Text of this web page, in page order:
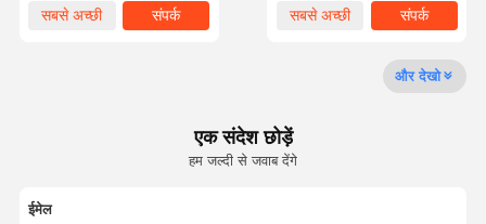
कारखाने का दौरा गुणवत्ता नियंत्रण हमसे संपर्क करें समाचार
सबसे अच्छी
संपर्क
सबसे अच्छी
संपर्क
और देखो
एक संदेश छोड़ें
हम जल्दी से जवाब देंगे
ईमेल